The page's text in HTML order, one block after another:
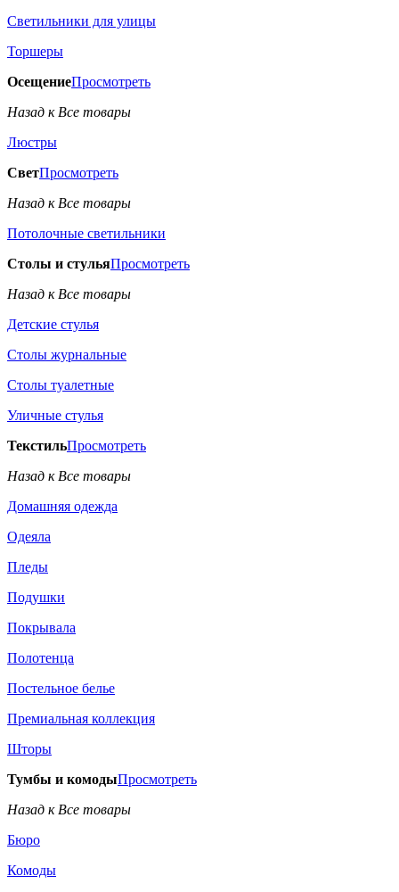
Светильники для улицы
Торшеры
ОсещениеПросмотреть
Назад к Все товары
Люстры
СветПросмотреть
Назад к Все товары
Потолочные светильники
Столы и стульяПросмотреть
Назад к Все товары
Детские стулья
Столы журнальные
Столы туалетные
Уличные стулья
ТекстильПросмотреть
Назад к Все товары
Домашняя одежда
Одеяла
Пледы
Подушки
Покрывала
Полотенца
Постельное белье
Премиальная коллекция
Шторы
Тумбы и комодыПросмотреть
Назад к Все товары
Бюро
Комоды